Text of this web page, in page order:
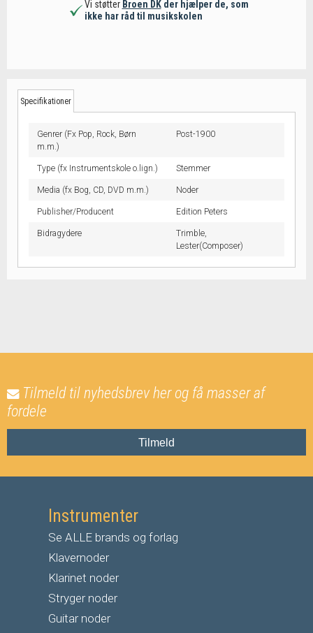
Vi støtter Broen DKder hjælper de, som
ikke har råd til musikskolen
Specifikationer
Genrer (Fx Pop, Rock, Børn
m.m.)
Post-1900
Type (fx Instrumentskole o.lign.) Stemmer
Media (fx Bog, CD, DVD m.m.) Noder
Publisher/Producent Edition Peters
Bidragydere
Trimble,
Lester(Composer)
Tilmeld til nyhedsbrev her og få masser af
fordele
Tilmeld
Instrumenter
Se ALLE brands og forlag
Klavernoder
Klarinet noder
Stryger noder
Guitar noder